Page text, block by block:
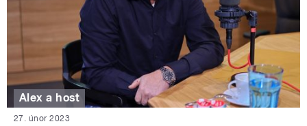
Alex a host
27. únor 2023